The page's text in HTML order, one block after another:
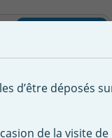
Autour de la
d’être déposés
de la visite